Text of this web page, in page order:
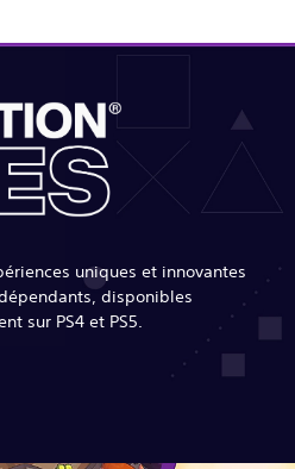
uniques et innovantes
disponibles
sur PS4 et PS5.